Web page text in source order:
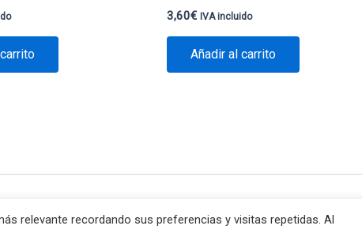
3,60€ IVA incluido
Añadir al carrito
© 2026 Va de Jocs | Funciona gracias aTema Astra para
relevante recordando sus preferencias y visitas repetidas. Al